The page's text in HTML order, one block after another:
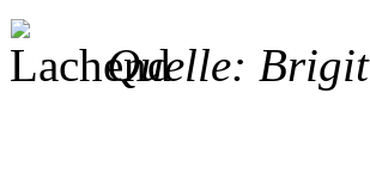
Quelle: